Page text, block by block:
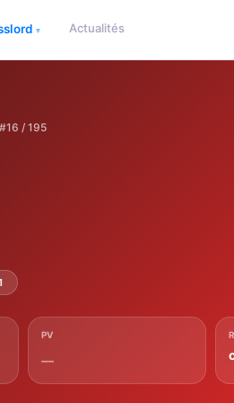
▾ Actualités
#16 / 195
PV
—